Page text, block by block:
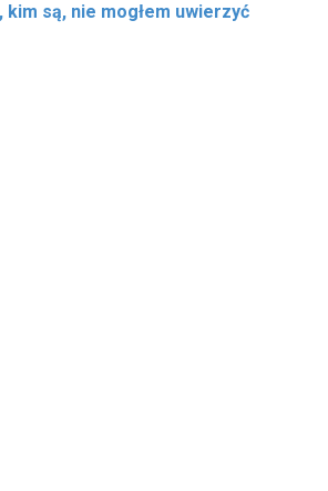
kim są, nie mogłem uwierzyć